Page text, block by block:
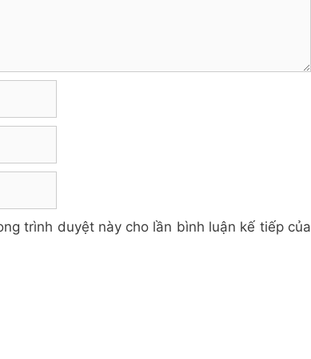
trình duyệt này cho lần bình luận kế tiếp của